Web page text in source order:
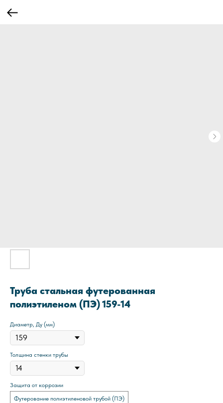
Труба стальная футерованная
полиэтиленом (ПЭ) 159-14
Диаметр, Ду (мм)
Толщина стенки трубы
Защита от коррозии
Футерование полиэтиленовой трубой (ПЭ)